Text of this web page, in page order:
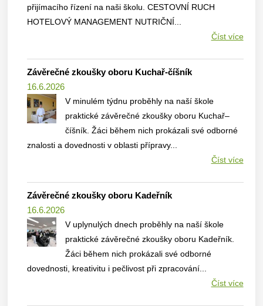
přijímacího řízení na naši školu. CESTOVNÍ RUCH
HOTELOVÝ MANAGEMENT NUTRIČNÍ...
Číst více
Závěrečné zkoušky oboru Kuchař-číšník
16.6.2026
V minulém týdnu proběhly na naší škole
praktické závěrečné zkoušky oboru Kuchař–
číšník. Žáci během nich prokázali své odborné
znalosti a dovednosti v oblasti přípravy...
Číst více
Závěrečné zkoušky oboru Kadeřník
16.6.2026
V uplynulých dnech proběhly na naší škole
praktické závěrečné zkoušky oboru Kadeřník.
Žáci během nich prokázali své odborné
dovednosti, kreativitu i pečlivost při zpracování...
Číst více